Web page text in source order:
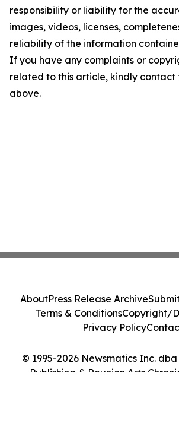
responsibility or liability for the
images, videos, licenses,
reliability of the information
If you have any complaints or
related to this article, kindly contact
above.
© 1995-2026 Newsmatics Inc.
Publishing & Reunion Arts
AboutPress Release Archive
Terms & ConditionsCopyright/
Privacy Policy